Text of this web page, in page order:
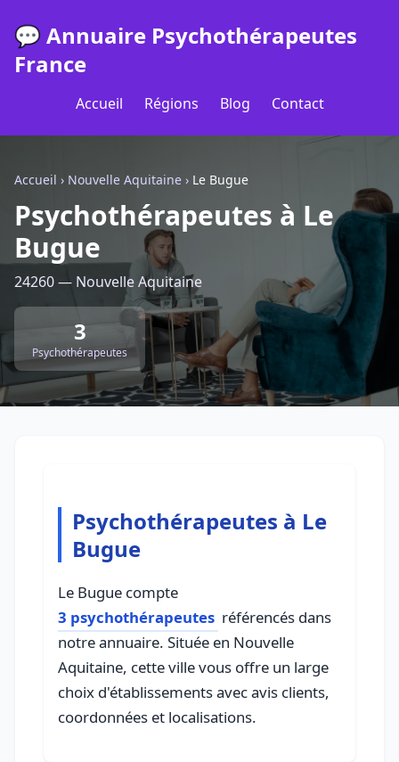
💬 Annuaire Psychothérapeutes
France
Accueil Régions Blog Contact
Accueil › Nouvelle Aquitaine › Le Bugue
Psychothérapeutes à Le
Bugue
24260 — Nouvelle Aquitaine
3
Psychothérapeutes
Psychothérapeutes à Le
Bugue
Le Bugue compte
3 psychothérapeutes référencés dans
notre annuaire. Située en Nouvelle
Aquitaine, cette ville vous offre un large
choix d'établissements avec avis clients,
coordonnées et localisations.